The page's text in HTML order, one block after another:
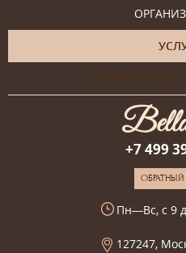
Онлайн-
+7 499
Пн—Вс, с 9
127247,